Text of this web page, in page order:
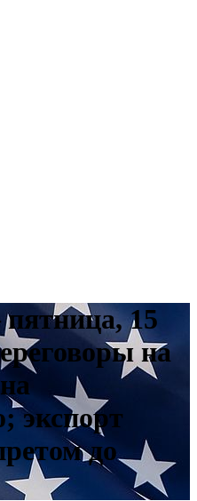
15
на
экспорт
до